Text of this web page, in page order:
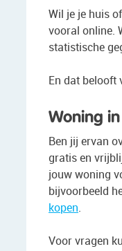
Wil je je huis
vooral online.
statistische
En dat belooft
Woning
Ben jij ervan
gratis en
jouw woning
bijvoorbeeld
kopen.
Voor vragen